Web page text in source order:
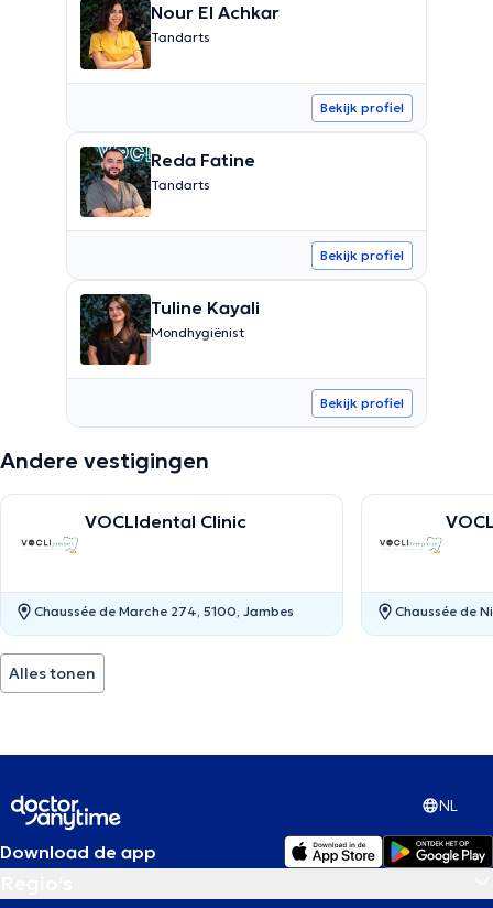
Nour El Achkar
Tandarts
Bekijk profiel
Reda Fatine
Tandarts
Bekijk profiel
Tuline Kayali
Mondhygiënist
Bekijk profiel
Andere vestigingen
VOCLIdental Clinic
Chaussée de Marche 274, 5100, Jambes Chaussée de
Alles tonen
NL
Download de app